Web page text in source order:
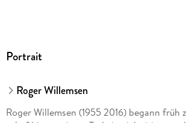
Portrait
Roger Willemsen
Roger Willemsen (1955 2016) begann früh